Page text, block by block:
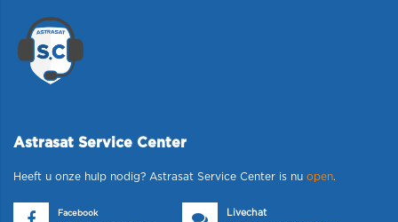
Astrasat Service Center
Heeft u onze hulp nodig? Astrasat Service Center is nu open.
Facebook
Livechat